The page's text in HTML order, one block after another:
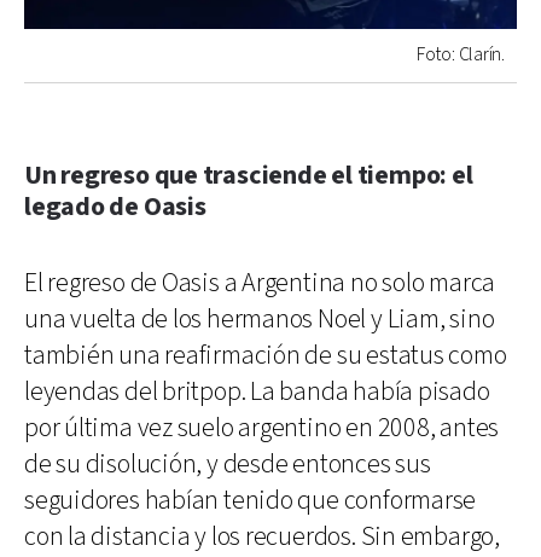
Foto: Clarín.
Un regreso que trasciende el tiempo: el
legado de Oasis
El regreso de Oasis a Argentina no solo marca
una vuelta de los hermanos Noel y Liam, sino
también una reafirmación de su estatus como
leyendas del britpop. La banda había pisado
por última vez suelo argentino en 2008, antes
de su disolución, y desde entonces sus
seguidores habían tenido que conformarse
con la distancia y los recuerdos. Sin embargo,